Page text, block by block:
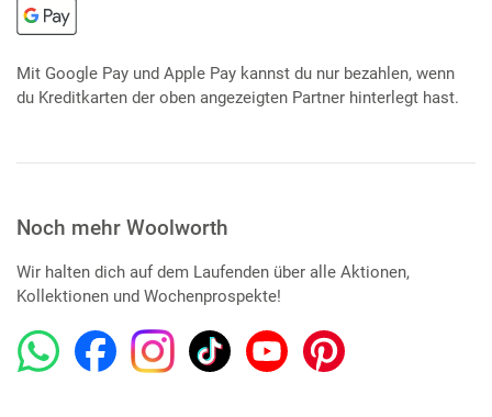
Mit Google Pay und Apple Pay kannst du nur bezahlen, wenn
du Kreditkarten der oben angezeigten Partner hinterlegt hast.
Noch mehr Woolworth
Wir halten dich auf dem Laufenden über alle Aktionen,
Kollektionen und Wochenprospekte!